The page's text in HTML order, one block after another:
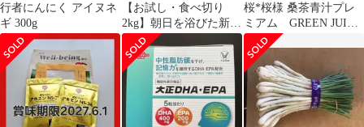
行者にんにく アイヌネ
ギ 300g
【お試し・食べ切り
2kg】朝日を浴びた新鮮
新玉ねぎ！冷蔵庫にス
ッキリ
桜*桜様 桑茶青汁プレ
ミアム GREEN JUICE
日本のスーパーフード
7袋